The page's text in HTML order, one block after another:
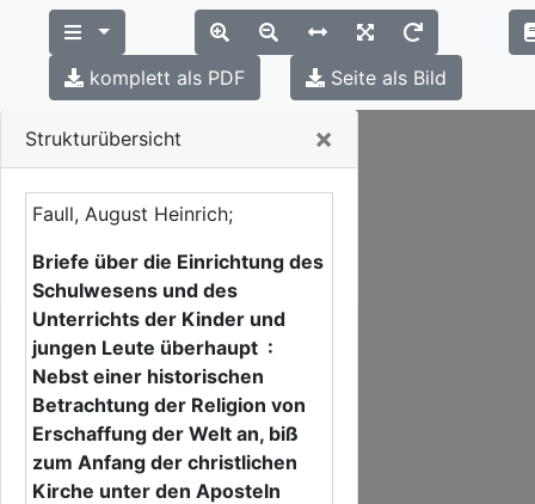
Strukturübersicht ×
Faull, August Heinrich;
Briefe über die Einrichtung des
Schulwesens und des
Unterrichts der Kinder und
jungen Leute überhaupt :
Nebst einer historischen
Betrachtung der Religion von
Erschaffung der Welt an, biß
zum Anfang der christlichen
Kirche unter den Aposteln
komplett als PDF Seite als Bild